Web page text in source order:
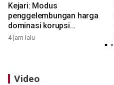
Kejari: Modus
penggelembungan harga
dominasi korupsi
pengadaan barang jasa di
4 jam lalu
Video